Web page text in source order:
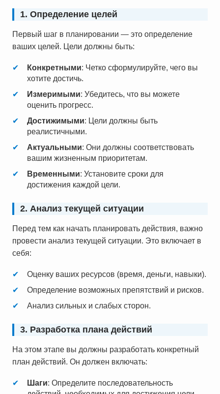
1. Определение целей
Первый шаг в планировании — это определение
ваших целей. Цели должны быть:
Конкретными: Четко сформулируйте, чего вы
хотите достичь.
Измеримыми: Убедитесь, что вы можете
оценить прогресс.
Достижимыми: Цели должны быть
реалистичными.
Актуальными: Они должны соответствовать
вашим жизненным приоритетам.
Временными: Установите сроки для
достижения каждой цели.
2. Анализ текущей ситуации
Перед тем как начать планировать действия, важно
провести анализ текущей ситуации. Это включает в
себя:
Оценку ваших ресурсов (время, деньги, навыки).
Определение возможных препятствий и рисков.
Анализ сильных и слабых сторон.
3. Разработка плана действий
На этом этапе вы должны разработать конкретный
план действий. Он должен включать:
Шаги: Определите последовательность